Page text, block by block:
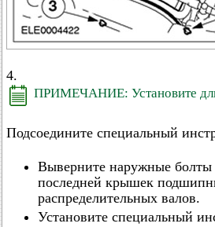
4.
ПРИМЕЧАНИЕ: Установите
Подсоедините специальный
Выверните наружные болты
последней крышек
распределительных валов.
Установите специальный